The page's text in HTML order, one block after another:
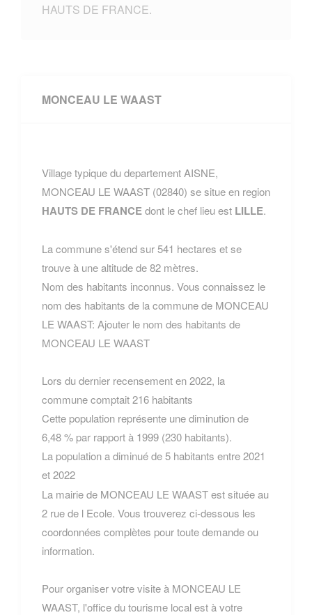
HAUTS DE FRANCE.
MONCEAU LE WAAST
Village typique du departement AISNE,
MONCEAU LE WAAST (02840) se situe en region
HAUTS DE FRANCEdont le chef lieu est LILLE.
La commune s'étend sur 541 hectares et se
trouve à une altitude de 82 mètres.
Nom des habitants inconnus. Vous connaissez le
nom des habitants de la commune de MONCEAU
LE WAAST: Ajouter le nom des habitants de
MONCEAU LE WAAST
Lors du dernier recensement en 2022, la
commune comptait 216 habitants
Cette population représente une diminution de
6,48 % par rapport à 1999 (230 habitants).
La population a diminué de 5 habitants entre 2021
et 2022
La mairie de MONCEAU LE WAAST est située au
2 rue de l Ecole. Vous trouverez ci-dessous les
coordonnées complètes pour toute demande ou
information.
Pour organiser votre visite à MONCEAU LE
WAAST, l'office du tourisme local est à votre